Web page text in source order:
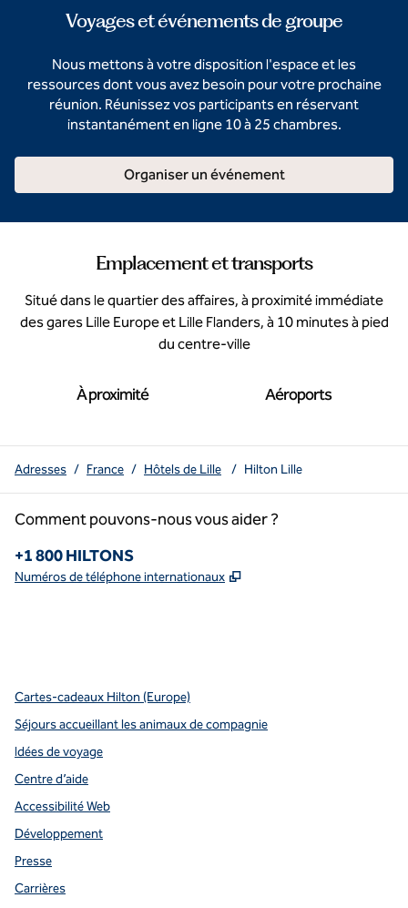
Voyages et événements de groupe
Nous mettons à votre disposition l'espace et les
ressources dont vous avez besoin pour votre prochaine
réunion. Réunissez vos participants en réservant
instantanément en ligne 10 à 25 chambres.
Organiser un événement
Emplacement et transports
Situé dans le quartier des affaires, à proximité immédiate
des gares Lille Europe et Lille Flanders, à 10 minutes à pied
du centre-ville
À proximité Aéroports
Adresses / France / Hôtels de Lille / Hilton Lille
Comment pouvons-nous vous aider ?
Téléphone :
+1 800 HILTONS
Numéros de téléphone internationaux ,
Cartes-cadeaux Hilton (Europe)
Séjours accueillant les animaux de compagnie
Idées de voyage
Centre d’aide
Accessibilité Web
Développement
Presse
Carrières